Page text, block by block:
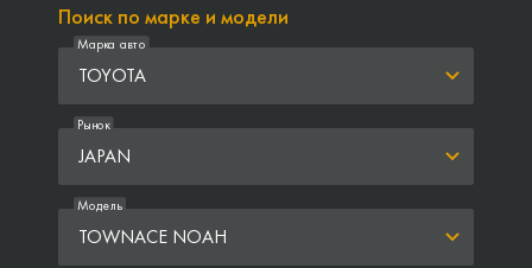
Поиск по марке и модели
TOYOTA
Марка авто
JAPAN
Рынок
TOWNACE NOAH
Модель